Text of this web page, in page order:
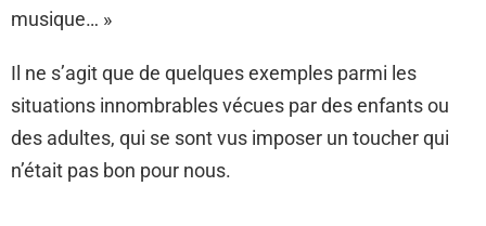
musique… »
Il ne s’agit que de quelques exemples parmi les
situations innombrables vécues par des enfants ou
des adultes, qui se sont vus imposer un toucher qui
n’était pas bon pour nous.